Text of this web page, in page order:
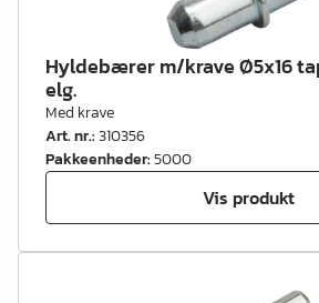
Hyldebærer m/krave Ø5x16
elg.
Med krave
Art. nr.:310356
Pakkeenheder:5000
Vis produkt